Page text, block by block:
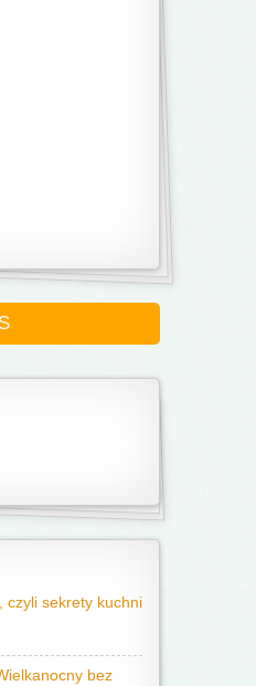
czyli sekrety kuchni
bez